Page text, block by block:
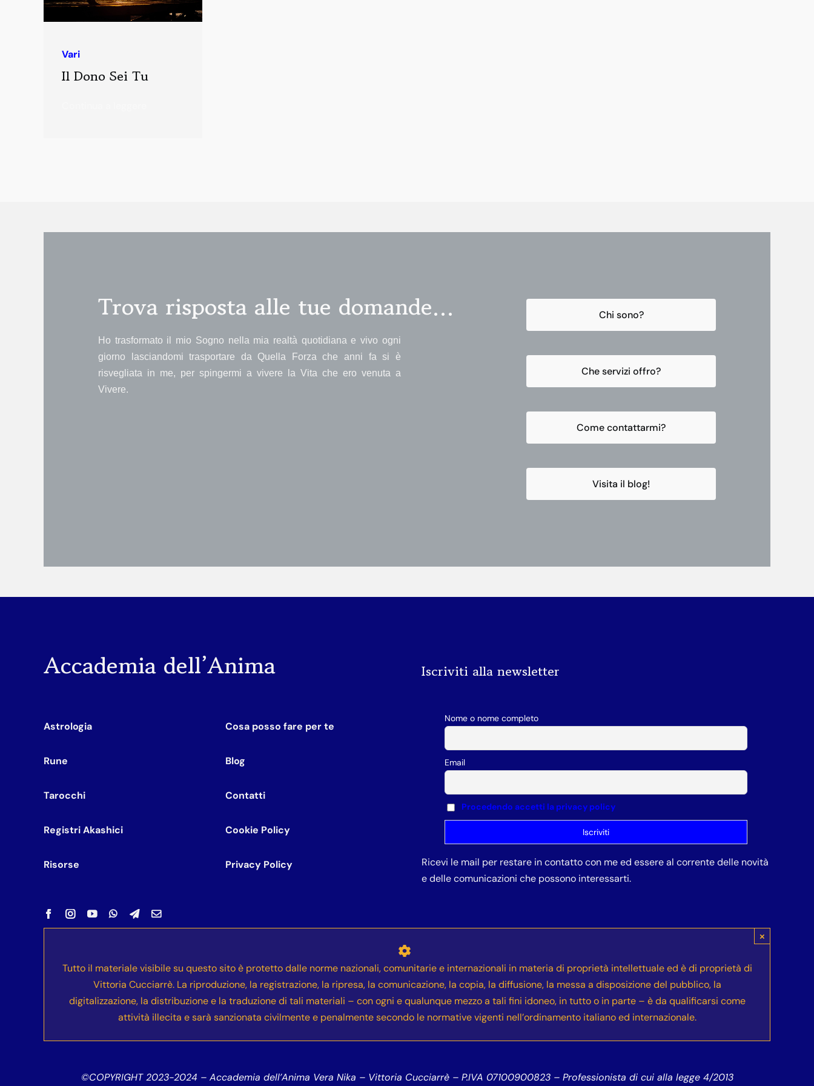
Vari
Il Dono Sei Tu
Trova risposta alle tue domande…
Ho trasformato il mio Sogno nella mia realtà quotidiana e vivo ogni
giorno lasciandomi trasportare da Quella Forza che anni fa si è
risvegliata in me, per spingermi a vivere la Vita che ero venuta a
Vivere.
Chi sono?
Che servizi offro?
Come contattarmi?
Visita il blog!
Accademia dell’Anima
Astrologia
Rune
Tarocchi
Registri Akashici
Risorse
Cosa posso fare per te
Blog
Contatti
Cookie Policy
Privacy Policy
Iscriviti alla newsletter
Nome o nome completo
Email
Procedendo accetti la privacy policy
Ricevi le mail per restare in contatto con me ed essere al corrente delle novità
e delle comunicazioni che possono interessarti.
Tutto il materiale visibile su questo sito è protetto dalle norme nazionali, comunitarie e internazionali in materia di proprietà intellettuale ed è di proprietà di
Vittoria Cucciarrè. La riproduzione, la registrazione, la ripresa, la comunicazione, la copia, la diffusione, la messa a disposizione del pubblico, la
digitalizzazione, la distribuzione e la traduzione di tali materiali – con ogni e qualunque mezzo a tali fini idoneo, in tutto o in parte – è da qualificarsi come
attività illecita e sarà sanzionata civilmente e penalmente secondo le normative vigenti nell’ordinamento italiano ed internazionale.
×
©COPYRIGHT 2023-2024 – Accademia dell’Anima Vera Nika – Vittoria Cucciarrè – P.IVA 07100900823 – Professionista di cui alla legge 4/2013